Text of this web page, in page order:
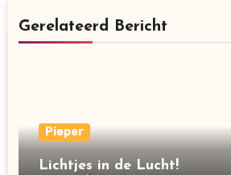
Gerelateerd Bericht
Pieper
Lichtjes in de Lucht!